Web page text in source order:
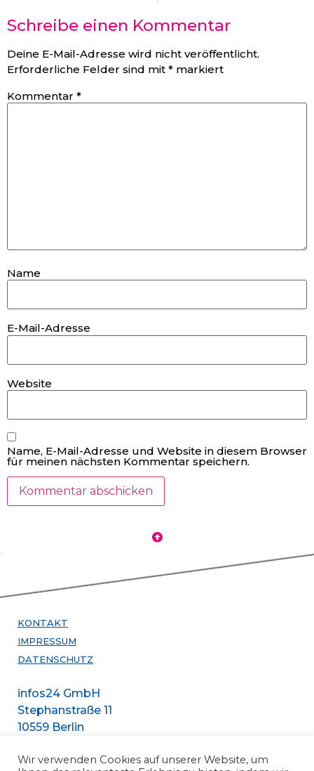
Schreibe einen Kommentar
Deine E-Mail-Adresse wird nicht veröffentlicht.
Erforderliche Felder sind mit * markiert
Kommentar *
Name
E-Mail-Adresse
Website
Name, E-Mail-Adresse und Website in diesem Browser
für meinen nächsten Kommentar speichern.
KONTAKT
IMPRESSUM
DATENSCHUTZ
infos24 GmbH
Stephanstraße 11
10559 Berlin
47301388
Wir verwenden Cookies auf unserer Website, um